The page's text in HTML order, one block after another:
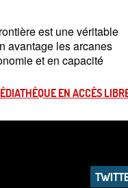
est une véritable
avantage les arcanes
et en capacité
EN ACCÈS